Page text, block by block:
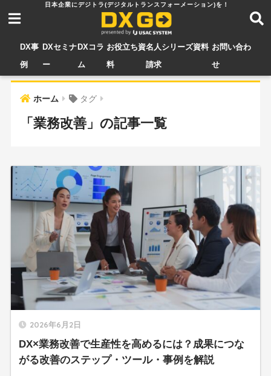
DX事
例
DXセミナ
ー
DXコラ
ム
お役立ち資
料
名人シリーズ資料
請求
お問い合わ
せ
ホーム タグ
「業務改善」の記事一覧
2026年6月2日
DX×業務改善で生産性を高めるには？成果につな
がる改善のステップ・ツール・事例を解説